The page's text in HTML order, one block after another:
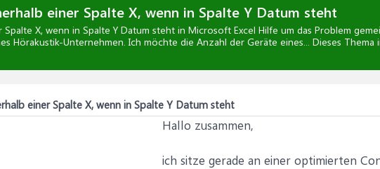
einer Spalte X, wenn in Spalte Y Datum steht
X, wenn in Spalte Y Datum steht in Microsoft Excel Hilfe um das Problem
Hörakustik-Unternehmen. Ich möchte die Anzahl der Geräte eines... Dieses Thema
einer Spalte X, wenn in Spalte Y Datum steht
Hallo zusammen,
ich sitze gerade an einer optimierten